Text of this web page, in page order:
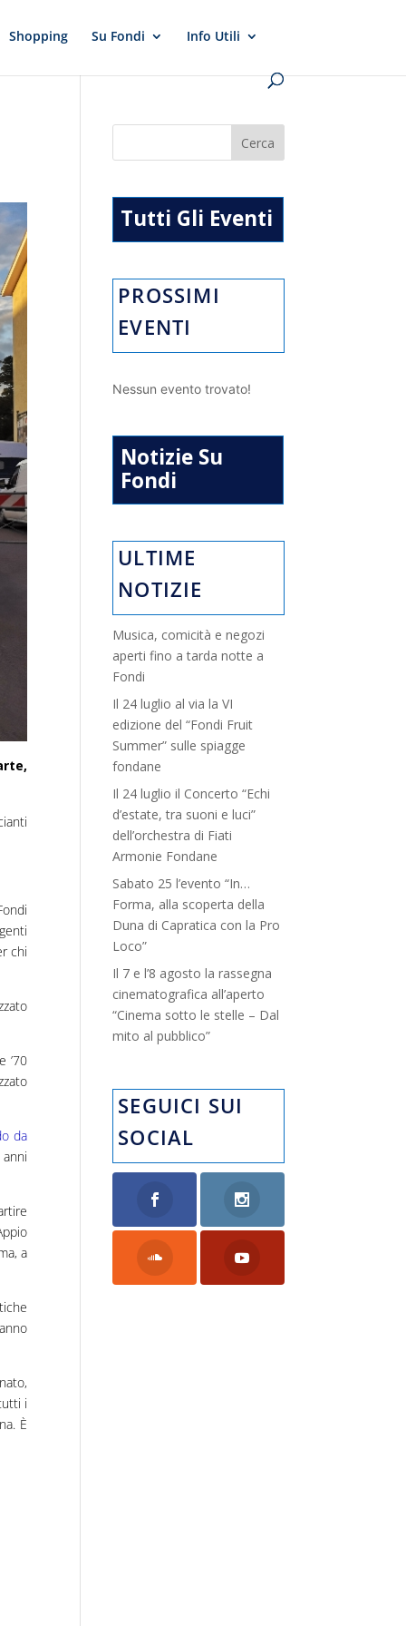
Shopping Su Fondi Info Utili
chi
’70
da
a
i
È
Tutti Gli Eventi
PROSSIMI
EVENTI
Nessun evento trovato!
Notizie Su
Fondi
ULTIME
NOTIZIE
Musica, comicità e negozi
aperti fino a tarda notte a
Fondi
Il 24 luglio al via la VI
edizione del “Fondi Fruit
Summer” sulle spiagge
fondane
Il 24 luglio il Concerto “Echi
d’estate, tra suoni e luci”
dell’orchestra di Fiati
Armonie Fondane
Sabato 25 l’evento “In…
Forma, alla scoperta della
Duna di Capratica con la Pro
Loco”
Il 7 e l’8 agosto la rassegna
cinematografica all’aperto
“Cinema sotto le stelle – Dal
mito al pubblico”
SEGUICI SUI
SOCIAL